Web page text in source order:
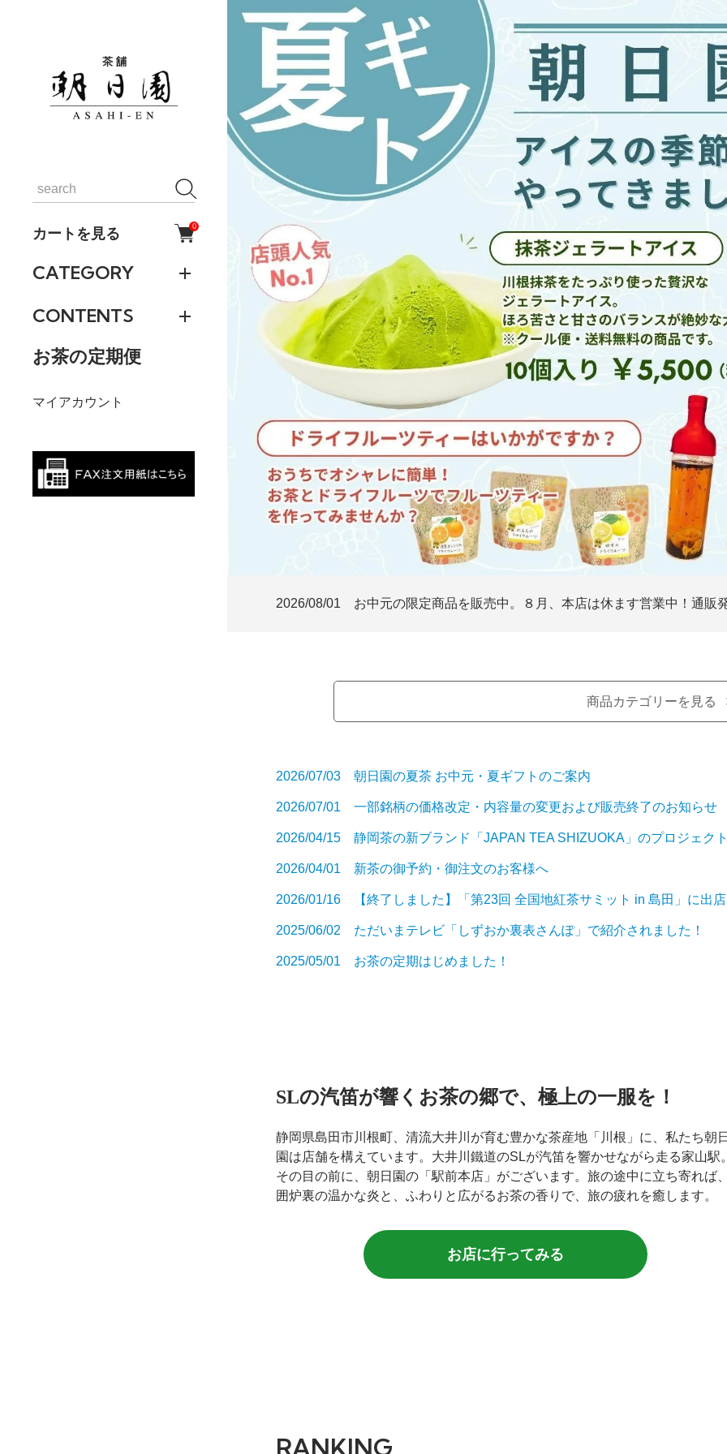
カートを見る 0
CATEGORY
CONTENTS
お茶の定期便
マイアカウント
2026/08/01 お中元の限定商品を販売中。８月、本店は休ます営業中！通販
商品カテゴリーを見る
2026/07/03 朝日園の夏茶 お中元・夏ギフトのご案内
2026/07/01 一部銘柄の価格改定・内容量の変更および販売終了のお知らせ
2026/04/15 静岡茶の新ブランド「JAPAN TEA SHIZUOKA」のプロジェク
2026/04/01 新茶の御予約・御注文のお客様へ
2026/01/16 【終了しました】「第23回 全国地紅茶サミット in 島田」に出店
2025/06/02 ただいまテレビ「しずおか裏表さんぽ」で紹介されました！
2025/05/01 お茶の定期はじめました！
SLの汽笛が響くお茶の郷で、極上の一服を！
静岡県島田市川根町、清流大井川が育む豊かな茶産地「川根」に、私たち朝日
園は店舗を構えています。大井川鐵道のSLが汽笛を響かせながら走る家山駅。
その目の前に、朝日園の「駅前本店」がございます。旅の途中に立ち寄れば、
囲炉裏の温かな炎と、ふわりと広がるお茶の香りで、旅の疲れを癒します。
お店に行ってみる
RANKING